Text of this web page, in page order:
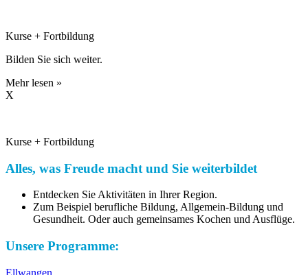
Kurse + Fortbildung
Bilden Sie sich weiter.
Mehr lesen »
X
Kurse + Fortbildung
Alles, was Freude macht und Sie weiterbildet
Entdecken Sie Aktivitäten in Ihrer Region.
Zum Beispiel berufliche Bildung, Allgemein-Bildung und
Gesundheit. Oder auch gemeinsames Kochen und Ausflüge.
Unsere Programme:
Ellwangen